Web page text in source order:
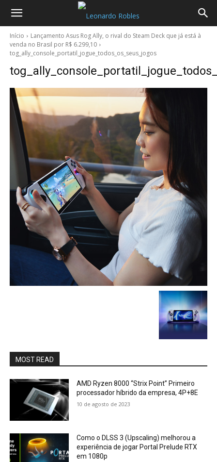
Início
Lançamento Asus Rog Ally, o rival do Steam Deck que já está à
venda no Brasil por R$ 6.299,10
tog_ally_console_portatil_jogue_todos_os_seus_jogos
MOST READ
AMD Ryzen 8000 “Strix Point” Primeiro
processador híbrido da empresa, 4P+8E
10 de agosto de 2023
Como o DLSS 3 (Upscaling) melhorou a
experiência de jogar Portal Prelude RTX
em 1080p